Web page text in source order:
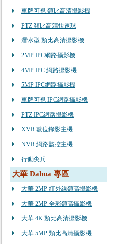
車牌可視 類比高清攝影機
PTZ 類比高清快速球
潛水型 類比高清攝影機
2MP IPC網路攝影機
4MP IPC 網路攝影機
5MP IPC網路攝影機
車牌可視 IPC網路攝影機
PTZ IPC網路攝影機
XVR 數位錄影主機
NVR 網路監控主機
行動尖兵
大華 Dahua 專區
大華 2MP 紅外線類高攝影機
大華 2MP 全彩類高攝影機
大華 4K 類比高清攝影機
大華 5MP 類比高清攝影機